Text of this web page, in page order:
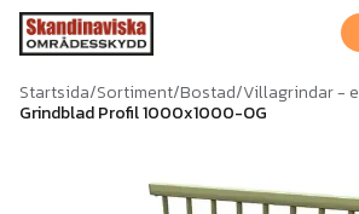
Startsida/Sortiment/Bostad/Villagrindar -
Grindblad Profil 1000x1000-OG